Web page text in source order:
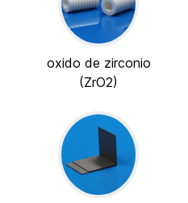
oxido de zirconio
(ZrO2)